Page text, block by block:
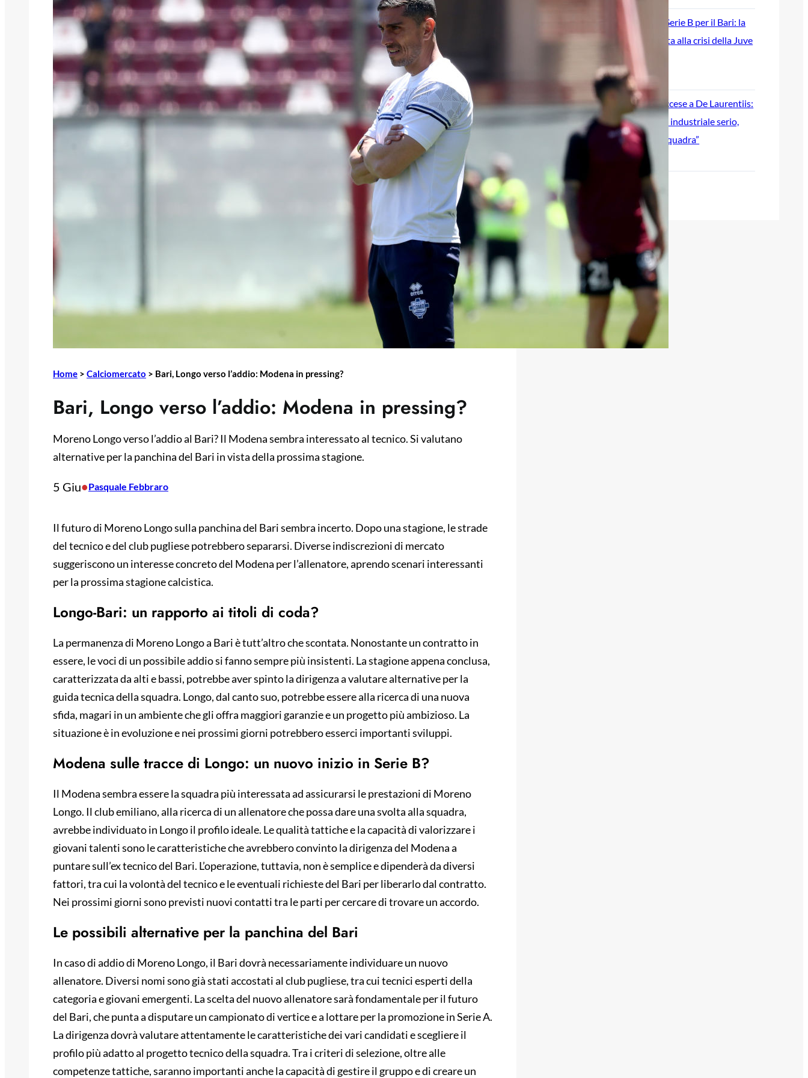
Home > Calciomercato > Bari, Longo verso l’addio: Modena in pressing?
Bari, Longo verso l’addio: Modena in pressing?
Moreno Longo verso l’addio al Bari? Il Modena sembra interessato al tecnico. Si valutano
alternative per la panchina del Bari in vista della prossima stagione.
5 Giu•Pasquale Febbraro
Il futuro di Moreno Longo sulla panchina del Bari sembra incerto. Dopo una stagione, le strade
del tecnico e del club pugliese potrebbero separarsi. Diverse indiscrezioni di mercato
suggeriscono un interesse concreto del Modena per l’allenatore, aprendo scenari interessanti
per la prossima stagione calcistica.
Longo-Bari: un rapporto ai titoli di coda?
La permanenza di Moreno Longo a Bari è tutt’altro che scontata. Nonostante un contratto in
essere, le voci di un possibile addio si fanno sempre più insistenti. La stagione appena conclusa,
caratterizzata da alti e bassi, potrebbe aver spinto la dirigenza a valutare alternative per la
guida tecnica della squadra. Longo, dal canto suo, potrebbe essere alla ricerca di una nuova
sfida, magari in un ambiente che gli offra maggiori garanzie e un progetto più ambizioso. La
situazione è in evoluzione e nei prossimi giorni potrebbero esserci importanti sviluppi.
Modena sulle tracce di Longo: un nuovo inizio in Serie B?
Il Modena sembra essere la squadra più interessata ad assicurarsi le prestazioni di Moreno
Longo. Il club emiliano, alla ricerca di un allenatore che possa dare una svolta alla squadra,
avrebbe individuato in Longo il profilo ideale. Le qualità tattiche e la capacità di valorizzare i
giovani talenti sono le caratteristiche che avrebbero convinto la dirigenza del Modena a
puntare sull’ex tecnico del Bari. L’operazione, tuttavia, non è semplice e dipenderà da diversi
fattori, tra cui la volontà del tecnico e le eventuali richieste del Bari per liberarlo dal contratto.
Nei prossimi giorni sono previsti nuovi contatti tra le parti per cercare di trovare un accordo.
Le possibili alternative per la panchina del Bari
In caso di addio di Moreno Longo, il Bari dovrà necessariamente individuare un nuovo
allenatore. Diversi nomi sono già stati accostati al club pugliese, tra cui tecnici esperti della
categoria e giovani emergenti. La scelta del nuovo allenatore sarà fondamentale per il futuro
del Bari, che punta a disputare un campionato di vertice e a lottare per la promozione in Serie A.
La dirigenza dovrà valutare attentamente le caratteristiche dei vari candidati e scegliere il
profilo più adatto al progetto tecnico della squadra. Tra i criteri di selezione, oltre alle
competenze tattiche, saranno importanti anche la capacità di gestire il gruppo e di creare un
Ripescaggio in Serie B per il Bari: la
speranza è legata alla crisi della Juve
28 Maggio 2026
Futuro Bari, Leccese a De Laurentiis:
“Serve un piano industriale serio,
non siamo una seconda squadra”
27 Maggio 2026